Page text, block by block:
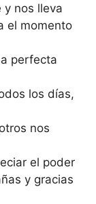
y nos lleva
el momento
perfecta
los días,
nos
el poder
y gracias